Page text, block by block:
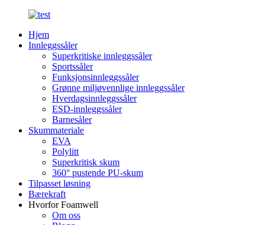
Hjem
Innleggssåler
Superkritiske innleggssåler
Sportssåler
Funksjonsinnleggssåler
Grønne miljøvennlige innleggssåler
Hverdagsinnleggssåler
ESD-innleggssåler
Barnesåler
Skummateriale
EVA
Polylitt
Superkritisk skum
360° pustende PU-skum
Tilpasset løsning
Bærekraft
Hvorfor Foamwell
Om oss